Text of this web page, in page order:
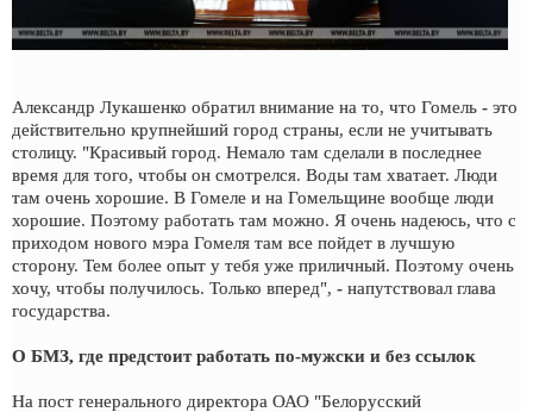
Александр Лукашенко обратил внимание на то, что Гомель - это
действительно крупнейший город страны, если не учитывать
столицу. "Красивый город. Немало там сделали в последнее
время для того, чтобы он смотрелся. Воды там хватает. Люди
там очень хорошие. В Гомеле и на Гомельщине вообще люди
хорошие. Поэтому работать там можно. Я очень надеюсь, что с
приходом нового мэра Гомеля там все пойдет в лучшую
сторону. Тем более опыт у тебя уже приличный. Поэтому очень
хочу, чтобы получилось. Только вперед", - напутствовал глава
государства.
О БМЗ, где предстоит работать по-мужски и без ссылок
На пост генерального директора ОАО "Белорусский